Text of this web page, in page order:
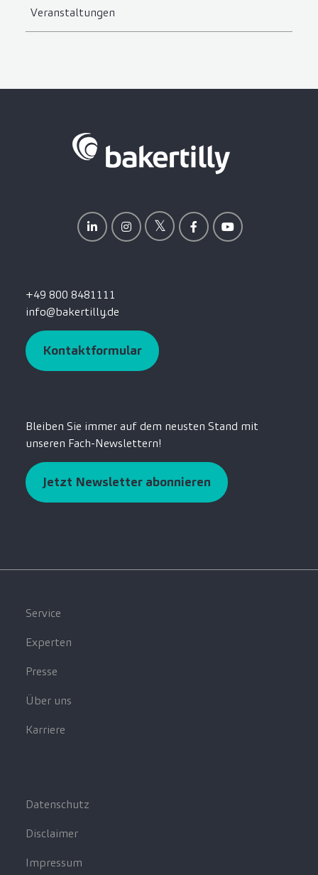
Veranstaltungen
+49 800 8481111
info@bakertilly.de
Kontaktformular
Bleiben Sie immer auf dem neusten Stand mit
unseren Fach-Newslettern!
Jetzt Newsletter abonnieren
Service
Experten
Presse
Über uns
Karriere
Datenschutz
Disclaimer
Impressum